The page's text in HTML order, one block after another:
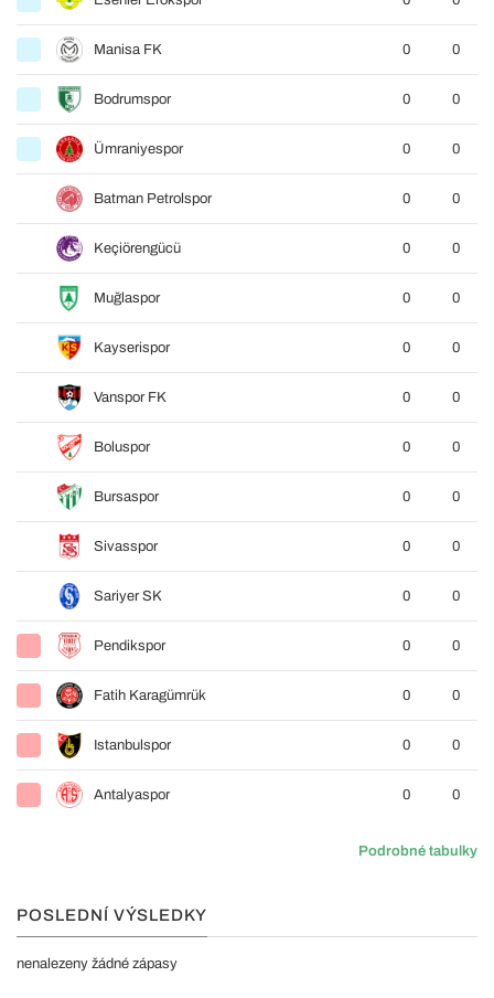
Manisa FK 0 0
Bodrumspor 0 0
Ümraniyespor 0 0
Batman Petrolspor 0 0
Keçiörengücü 0 0
Muğlaspor 0 0
Kayserispor 0 0
Vanspor FK 0 0
Boluspor 0 0
Bursaspor 0 0
Sivasspor 0 0
Sariyer SK 0 0
Pendikspor 0 0
Fatih Karagümrük 0 0
Istanbulspor 0 0
Antalyaspor 0 0
Podrobné tabulky
POSLEDNÍ VÝSLEDKY
nenalezeny žádné zápasy